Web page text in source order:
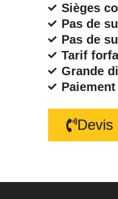
Sièges
Pas de
Pas de
Tarif
Grande
Devis